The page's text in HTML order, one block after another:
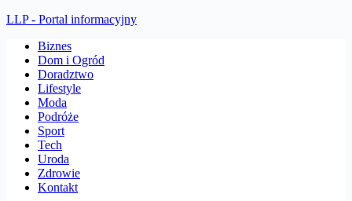
LLP - Portal informacyjny
Biznes
Dom i Ogród
Doradztwo
Lifestyle
Moda
Podróże
Sport
Tech
Uroda
Zdrowie
Kontakt